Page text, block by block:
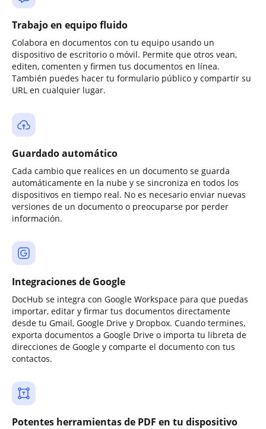
Trabajo en equipo fluido
Colabora en documentos con tu equipo usando un
dispositivo de escritorio o móvil. Permite que otros vean,
editen, comenten y firmen tus documentos en línea.
También puedes hacer tu formulario público y compartir su
URL en cualquier lugar.
Guardado automático
Cada cambio que realices en un documento se guarda
automáticamente en la nube y se sincroniza en todos los
dispositivos en tiempo real. No es necesario enviar nuevas
versiones de un documento o preocuparse por perder
información.
Integraciones de Google
DocHub se integra con Google Workspace para que puedas
importar, editar y firmar tus documentos directamente
desde tu Gmail, Google Drive y Dropbox. Cuando termines,
exporta documentos a Google Drive o importa tu libreta de
direcciones de Google y comparte el documento con tus
contactos.
Potentes herramientas de PDF en tu dispositivo